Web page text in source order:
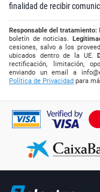
finalidad de recibir
Responsable del tratamiento:
boletín de noticias.
cesiones, salvo a los
ubicados dentro de la UE.
rectificación, limitación,
enviando un email a
Política de Privacidad para